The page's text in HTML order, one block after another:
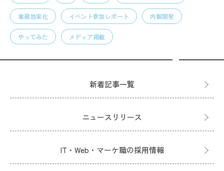
業務効率化 イベント参加レポート 内製開発
やってみた メディア掲載
新着記事一覧
ニュースリリース
IT・Web・マーケ職の採用情報